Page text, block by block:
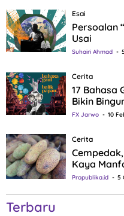
Esai
Persoalan
Usai
Suhairi Ahmad
Cerita
17 Bahasa
Bikin
FX Jarwo 10
Cerita
Kaya
Propublika.id 5
Terbaru